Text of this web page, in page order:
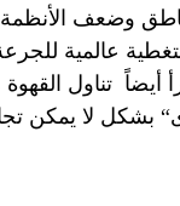
وضعف الأنظمة
بنسبة 67 في المئة. اقرأ
بشكل لا يمكن